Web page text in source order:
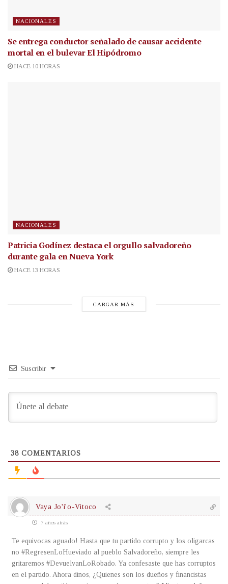
NACIONALES
Se entrega conductor señalado de causar accidente
mortal en el bulevar El Hipódromo
HACE 10 HORAS
NACIONALES
Patricia Godínez destaca el orgullo salvadoreño
durante gala en Nueva York
HACE 13 HORAS
CARGAR MÁS
Suscribir
38 COMENTARIOS
Vaya Jo'i'o-Vitoco
7 años atrás
Te equivocas aguado! Hasta que tu partido corrupto y los oligarcas
no #RegresenLoHueviado al pueblo Salvadoreño, siempre les
gritaremos #DevuelvanLoRobado. Ya confesaste que has corruptos
en el partido. Ahora dinos, ¿Quienes son los dueños y financistas